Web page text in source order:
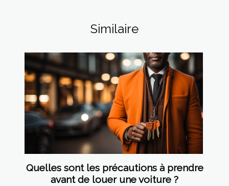
Similaire
Quelles sont les précautions à prendre
avant de louer une voiture ?